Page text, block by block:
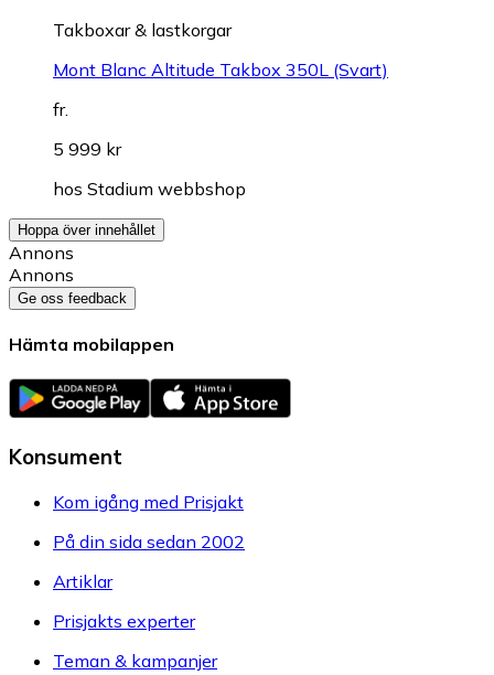
Takboxar & lastkorgar
Mont Blanc Altitude Takbox 350L (Svart)
fr.
5 999 kr
hos Stadium webbshop
Hoppa över innehållet
Annons
Annons
Ge oss feedback
Hämta mobilappen
Konsument
Kom igång med Prisjakt
På din sida sedan 2002
Artiklar
Prisjakts experter
Teman & kampanjer